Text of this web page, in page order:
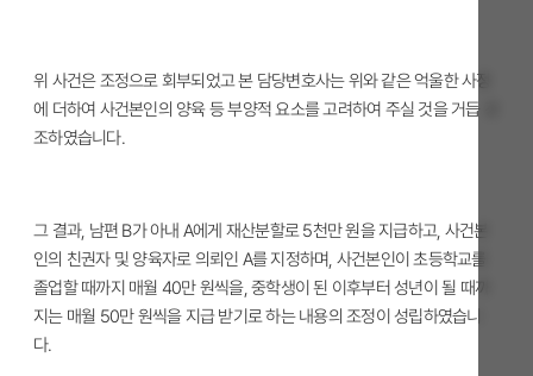
위 사건은 조정으로 회부되었고 본 담당변호사는 위와 같은 억울한 사정
에 더하여 사건본인의 양육 등 부양적 요소를 고려하여 주실 것을 거듭 강
조하였습니다.
그 결과, 남편 B가 아내 A에게 재산분할로 5천만 원을 지급하고, 사건본
인의 친권자 및 양육자로 의뢰인 A를 지정하며, 사건본인이 초등학교를
졸업할 때까지 매월 40만 원씩을, 중학생이 된 이후부터 성년이 될 때까
지는 매월 50만 원씩을 지급 받기로 하는 내용의 조정이 성립하였습니
다.